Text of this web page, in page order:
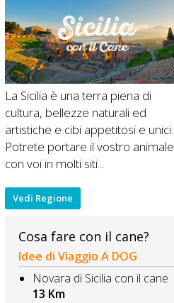
La Sicilia è una terra piena di
cultura, bellezze naturali ed
artistiche e cibi appetitosi e unici.
Potrete portare il vostro animale
con voi in molti siti...
Vedi Regione
Cosa fare con il cane?
Idee di Viaggio A DOG
Novara di Sicilia con il cane
13 Km